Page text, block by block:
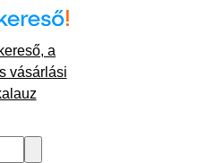
a
vásárlási